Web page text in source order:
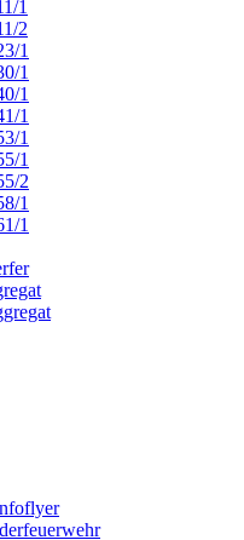
1
2
1
1
1
1
1
1
2
1
1